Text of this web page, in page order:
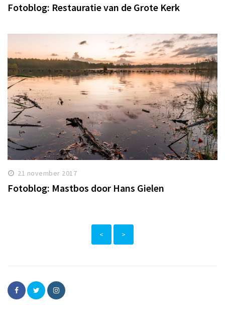
Fotoblog: Restauratie van de Grote Kerk
21 november 2017
Fotoblog: Mastbos door Hans Gielen
< >